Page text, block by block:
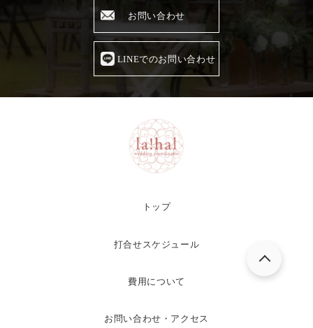
お問い合わせ
LINEでのお問い合わせ
トップ
打合せスケジュール
費用について
お問い合わせ・アクセス